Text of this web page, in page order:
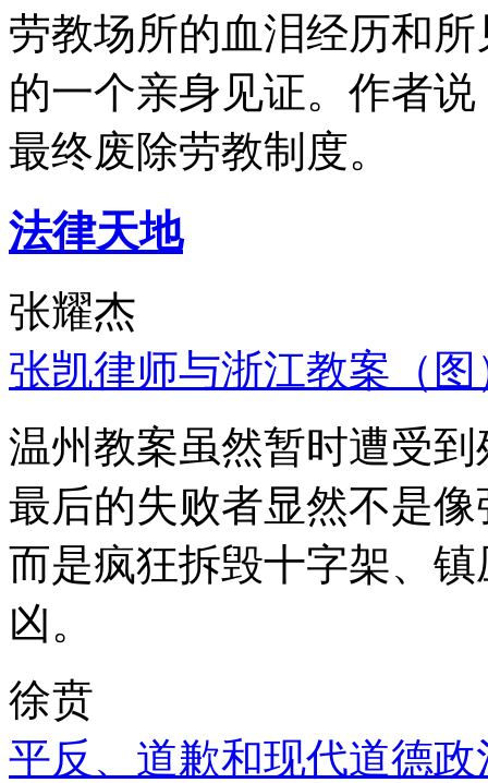
劳教场所的血泪经历和
的一个亲身见证。作者
最终废除劳教制度。
法律天地
张耀杰
张凯律师与浙江教案（图
温州教案虽然暂时遭受
最后的失败者显然不是
而是疯狂拆毁十字架、
凶。
徐贲
平反、道歉和现代道德政